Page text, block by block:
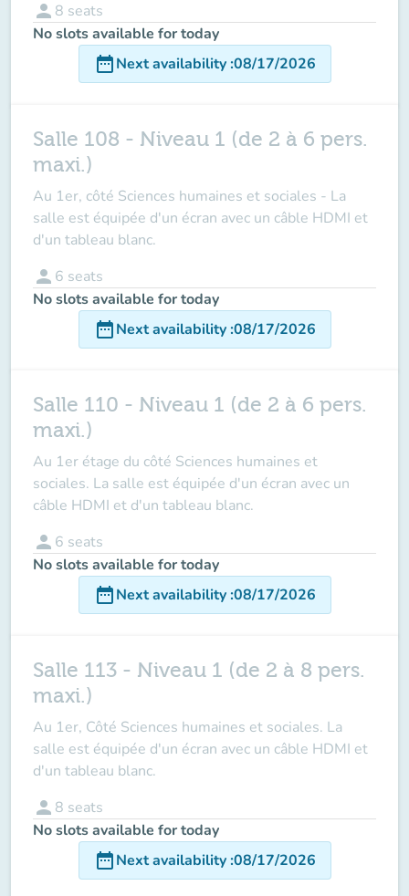
person 8 seats
No slots available for today
date_rangeNext availability:08/17/2026
Salle 108 - Niveau 1 (de 2 à 6 pers.
maxi.)
Au 1er, côté Sciences humaines et sociales - La
salle est équipée d'un écran avec un câble HDMI et
d'un tableau blanc.
person 6 seats
No slots available for today
date_rangeNext availability:08/17/2026
Salle 110 - Niveau 1 (de 2 à 6 pers.
maxi.)
Au 1er étage du côté Sciences humaines et
sociales. La salle est équipée d'un écran avec un
câble HDMI et d'un tableau blanc.
person 6 seats
No slots available for today
date_rangeNext availability:08/17/2026
Salle 113 - Niveau 1 (de 2 à 8 pers.
maxi.)
Au 1er, Côté Sciences humaines et sociales. La
salle est équipée d'un écran avec un câble HDMI et
d'un tableau blanc.
person 8 seats
No slots available for today
date_rangeNext availability:08/17/2026